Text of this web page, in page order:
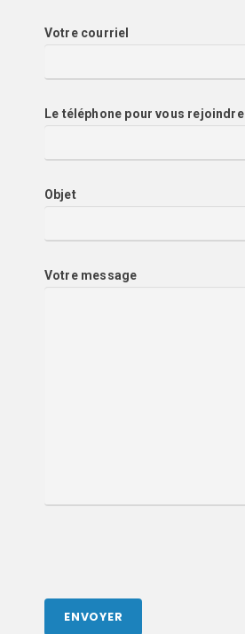
Votre courriel
Le téléphone pour vous rejoindre
Objet
Votre message